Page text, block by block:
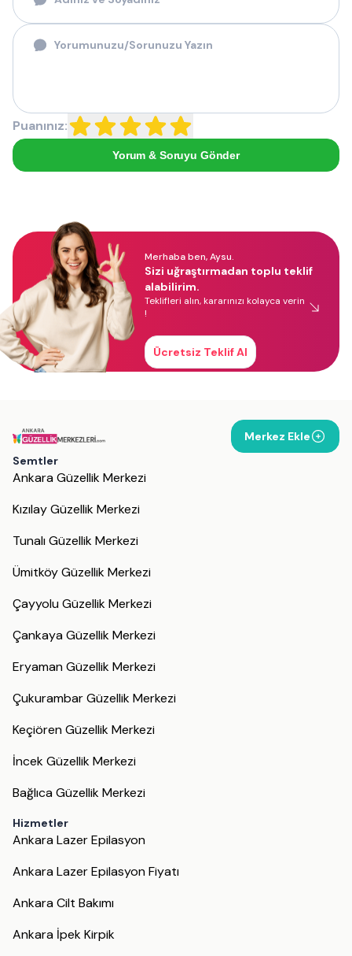
Puanınız:
Yorum & Soruyu Gönder
Merhaba ben, Aysu.
Sizi uğraştırmadan toplu teklif
alabilirim.
Teklifleri alın, kararınızı kolayca verin
!
Ücretsiz Teklif Al
Merkez Ekle
Semtler
Ankara Güzellik Merkezi
Kızılay Güzellik Merkezi
Tunalı Güzellik Merkezi
Ümitköy Güzellik Merkezi
Çayyolu Güzellik Merkezi
Çankaya Güzellik Merkezi
Eryaman Güzellik Merkezi
Çukurambar Güzellik Merkezi
Keçiören Güzellik Merkezi
İncek Güzellik Merkezi
Bağlıca Güzellik Merkezi
Hizmetler
Ankara Lazer Epilasyon
Ankara Lazer Epilasyon Fiyatı
Ankara Cilt Bakımı
Ankara İpek Kirpik